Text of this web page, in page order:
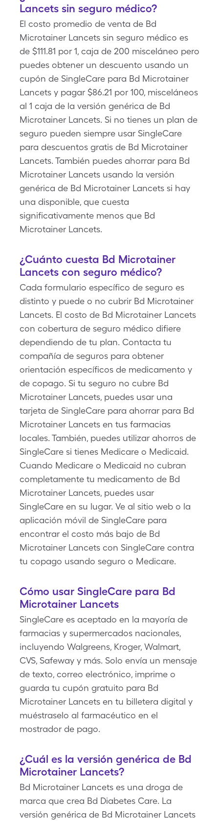
Lancets sin seguro médico?
El costo promedio de venta de Bd
Microtainer Lancets sin seguro médico es
de $111.81 por 1, caja de 200 misceláneo pero
puedes obtener un descuento usando un
cupón de SingleCare para Bd Microtainer
Lancets y pagar $86.21 por 100, misceláneos
al 1 caja de la versión genérica de Bd
Microtainer Lancets. Si no tienes un plan de
seguro pueden siempre usar SingleCare
para descuentos gratis de Bd Microtainer
Lancets. También puedes ahorrar para Bd
Microtainer Lancets usando la versión
genérica de Bd Microtainer Lancets si hay
una disponible, que cuesta
significativamente menos que Bd
Microtainer Lancets.
¿Cuánto cuesta Bd Microtainer
Lancets con seguro médico?
Cada formulario específico de seguro es
distinto y puede o no cubrir Bd Microtainer
Lancets. El costo de Bd Microtainer Lancets
con cobertura de seguro médico difiere
dependiendo de tu plan. Contacta tu
compañía de seguros para obtener
orientación específicos de medicamento y
de copago. Si tu seguro no cubre Bd
Microtainer Lancets, puedes usar una
tarjeta de SingleCare para ahorrar para Bd
Microtainer Lancets en tus farmacias
locales. También, puedes utilizar ahorros de
SingleCare si tienes Medicare o Medicaid.
Cuando Medicare o Medicaid no cubran
completamente tu medicamento de Bd
Microtainer Lancets, puedes usar
SingleCare en su lugar. Ve al sitio web o la
aplicación móvil de SingleCare para
encontrar el costo más bajo de Bd
Microtainer Lancets con SingleCare contra
tu copago usando seguro o Medicare.
Cómo usar SingleCare para Bd
Microtainer Lancets
SingleCare es aceptado en la mayoría de
farmacias y supermercados nacionales,
incluyendo Walgreens, Kroger, Walmart,
CVS, Safeway y más. Solo envía un mensaje
de texto, correo electrónico, imprime o
guarda tu cupón gratuito para Bd
Microtainer Lancets en tu billetera digital y
muéstraselo al farmacéutico en el
mostrador de pago.
¿Cuál es la versión genérica de Bd
Microtainer Lancets?
Bd Microtainer Lancets es una droga de
marca que crea Bd Diabetes Care. La
versión genérica de Bd Microtainer Lancets